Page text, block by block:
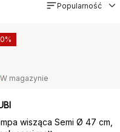
Popularność
W magazynie
wisząca Semi Ø 47 cm,